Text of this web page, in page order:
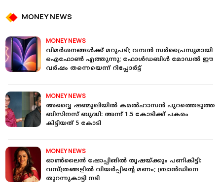
MONEY NEWS
MONEY NEWS
വിമർശനങ്ങൾക്ക് മറുപടി; വമ്പൻ സർപ്രൈസുമായി
ഐഫോൺ എത്തുന്നു; ഫോൾഡബിൾ മോഡൽ ഈ
വർഷം തന്നെയെന്ന് റിപ്പോർട്ട്
MONEY NEWS
അവ്വൈ ഷണ്മുഖിയില്‍ കമല്‍ഹാസന്‍ പുറത്തെടുത്ത
ബിസിനസ് ബുദ്ധി: അന്ന് 1.5 കോടിക്ക് പകരം
കിട്ടിയത് 5 കോടി
MONEY NEWS
ഓണ്‍ലൈന്‍ ഷോപ്പിങില്‍ തൃഷയ്ക്കും പണികിട്ടി:
വസ്ത്രങ്ങളിൽ വിയർപ്പിന്റെ മണം; ബ്രാന്‍ഡിനെ
തുറന്നുകാട്ടി നടി